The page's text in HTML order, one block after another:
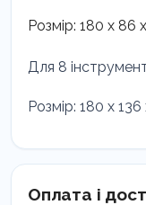
Розмір: 180 x 86
Для 8
Розмір: 180 x
Оплата і